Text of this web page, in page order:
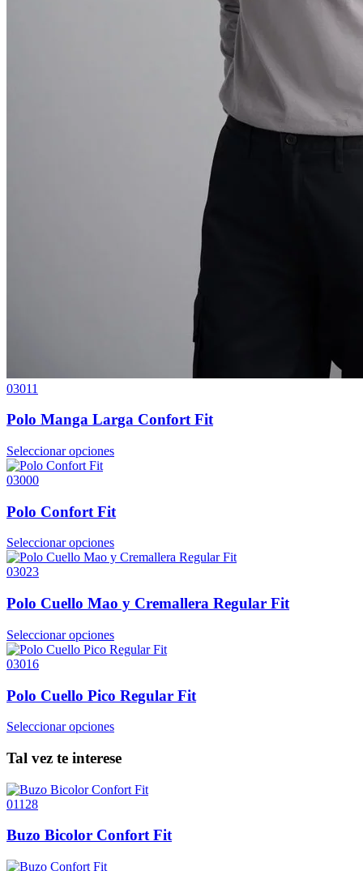
03011
Polo Manga Larga Confort Fit
Seleccionar opciones
03000
Polo Confort Fit
Seleccionar opciones
03023
Polo Cuello Mao y Cremallera Regular Fit
Seleccionar opciones
03016
Polo Cuello Pico Regular Fit
Seleccionar opciones
Tal vez te interese
01128
Buzo Bicolor Confort Fit